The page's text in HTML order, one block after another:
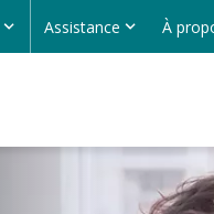
Assistance À